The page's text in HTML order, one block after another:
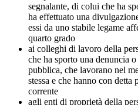
segnalante, di colui che ha
ha effettuato una
essi da uno stabile legame
quarto grado
ai colleghi di lavoro della
che ha sporto una denuncia
pubblica, che lavorano nel
stessa e che hanno con detta
corrente
agli enti di proprietà della